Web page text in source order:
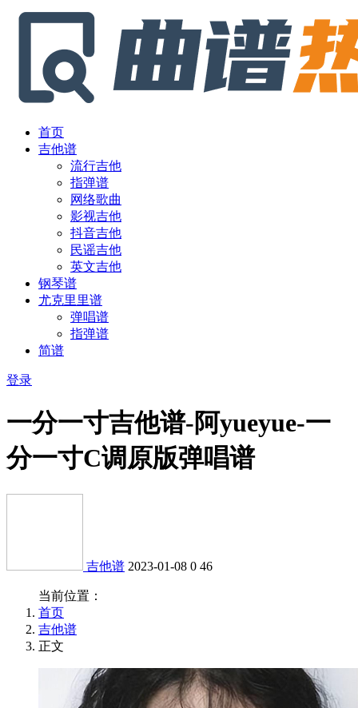
首页
吉他谱
流行吉他
指弹谱
网络歌曲
影视吉他
抖音吉他
民谣吉他
英文吉他
钢琴谱
尤克里里谱
弹唱谱
指弹谱
简谱
登录
一分一寸吉他谱-阿yueyue-一
分一寸C调原版弹唱谱
吉他谱 2023-01-08 0 46
当前位置：
首页
吉他谱
正文